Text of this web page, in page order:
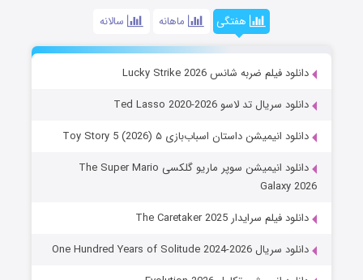
هفتگی ماهانه سالانه
دانلود فیلم ضربه شانس Lucky Strike 2026
دانلود سریال تد لاسو Ted Lasso 2020-2026
دانلود انیمیشن داستان اسباب‌بازی ۵ Toy Story 5 (2026)
دانلود انیمیشن سوپر ماریو گلکسی The Super Mario
Galaxy 2026
دانلود فیلم سرایدار The Caretaker 2025
دانلود سریال One Hundred Years of Solitude 2024-2026